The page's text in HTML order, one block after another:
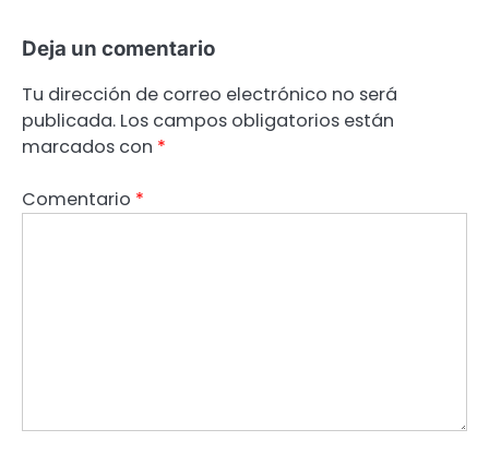
Deja un comentario
Tu dirección de correo electrónico no será
publicada. Los campos obligatorios están
marcados con *
Comentario *